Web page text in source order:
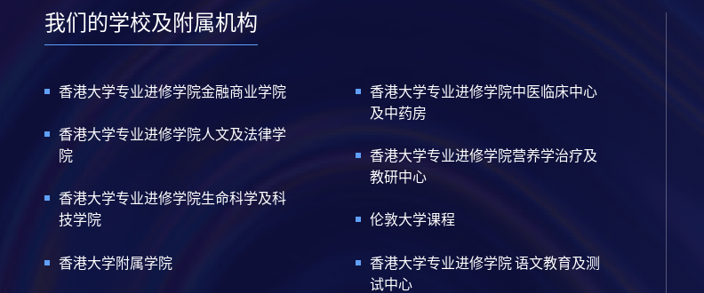
我们的学校及附属机构
香港大学专业进修学院金融商业学院
香港大学专业进修学院人文及法律学
院
香港大学专业进修学院生命科学及科
技学院
香港大学附属学院
香港大学专业进修学院中医临床中心
及中药房
香港大学专业进修学院营养学治疗及
教研中心
伦敦大学课程
香港大学专业进修学院 语文教育及测
试中心